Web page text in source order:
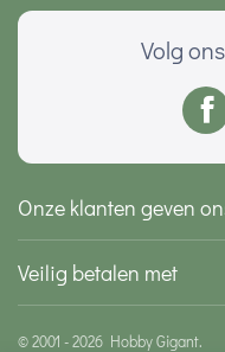
Volg
Onze klanten geven
Veilig betalen met
© 2001 - 2026 Hobby Gigant.